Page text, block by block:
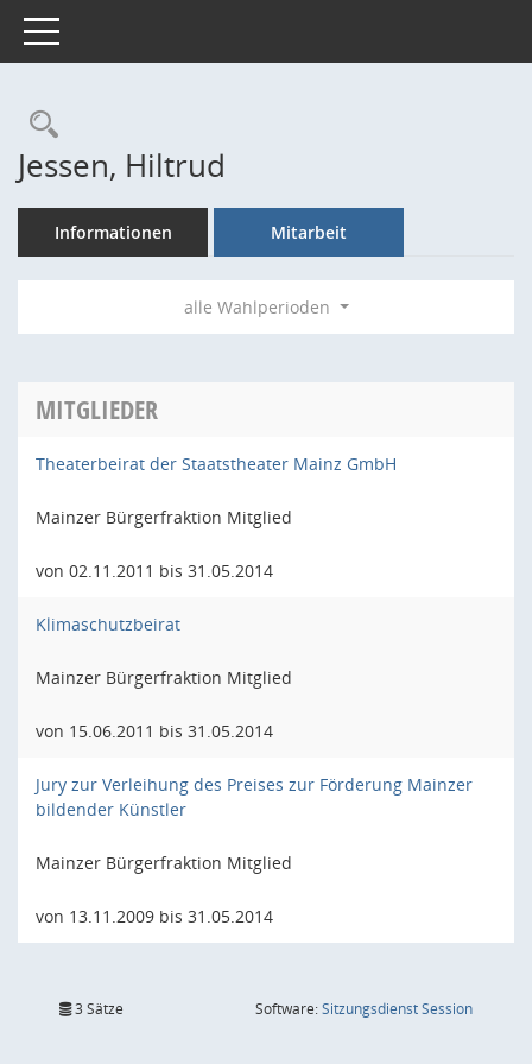
Toggle navigation
Rechercheauswahl
Jessen, Hiltrud
Informationen Mitarbeit
alle Wahlperioden
MITGLIEDER
Theaterbeirat der Staatstheater Mainz GmbH
Mainzer Bürgerfraktion Mitglied
von 02.11.2011 bis 31.05.2014
Klimaschutzbeirat
Mainzer Bürgerfraktion Mitglied
von 15.06.2011 bis 31.05.2014
Jury zur Verleihung des Preises zur Förderung Mainzer
bildender Künstler
Mainzer Bürgerfraktion Mitglied
von 13.11.2009 bis 31.05.2014
3 Sätze Software:SitzungsdienstSession(Wird in